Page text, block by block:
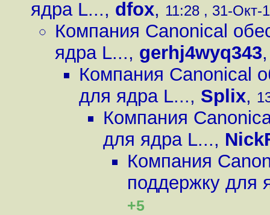
ядра L..., dfox, 11:28 , 31-Окт-
Компания Canonical
ядра L..., gerhj4wyq343
Компания Canonical
для ядра L..., Splix,
Компания
для ядра L...,
Компания
поддержку для
+5